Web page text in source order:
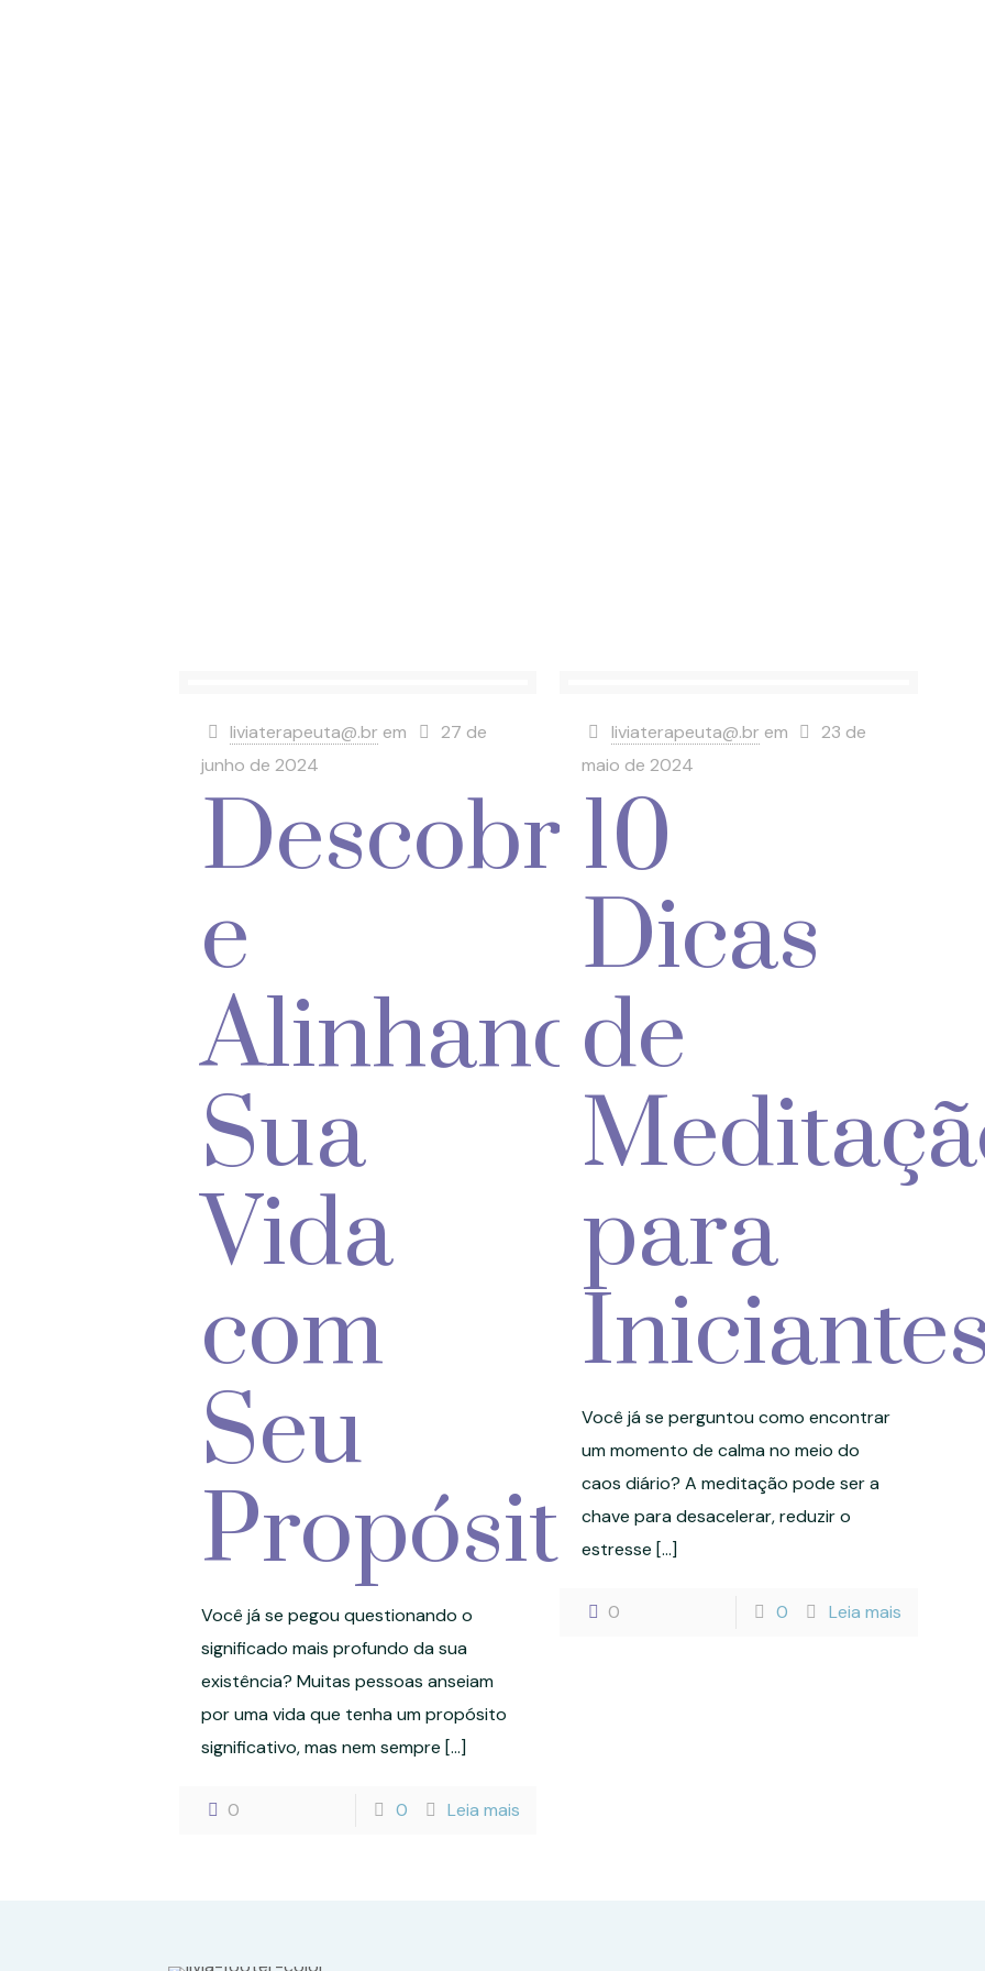
liviaterapeuta@.br em
27 de
junho de 2024
Descobrindo
e
Alinhando
Sua
Vida
com
Seu
Propósito
Você já se pegou questionando o
significado mais profundo da sua
existência? Muitas pessoas anseiam
por uma vida que tenha um propósito
significativo, mas nem sempre […]
0 0 Leia mais
liviaterapeuta@.br em
23 de
maio de 2024
10
Dicas
de
para
Você já se perguntou como encontrar
um momento de calma no meio do
caos diário? A meditação pode ser a
chave para desacelerar, reduzir o
estresse […]
0 0 Leia mais